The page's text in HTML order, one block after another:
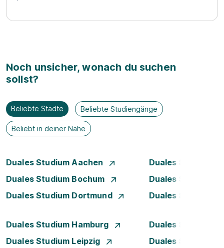
Noch unsicher, wonach du suchen
sollst?
Beliebte Städte Beliebte Studiengänge
Beliebt in deiner Nähe
Duales Studium Aachen
Duales Studium
Duales Studium Bochum
Duales Studium
Duales Studium Dortmund
Duales Studium
Duales Studium Hamburg
Duales Studium
Duales Studium Leipzig
Duales Studium